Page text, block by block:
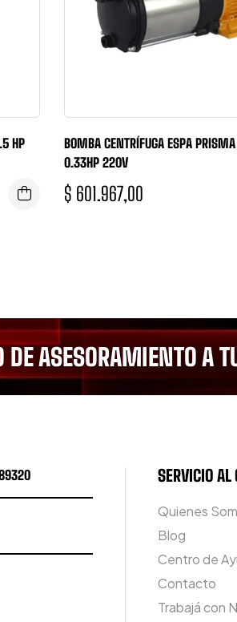
HP
BOMBA CENTRÍFUGA ESPA
0.33HP 220V
$ 601.967,00
ASESORAMIENTO A
SERVICIO AL
Quienes
Blog
Centro de
Contacto
Trabajá con